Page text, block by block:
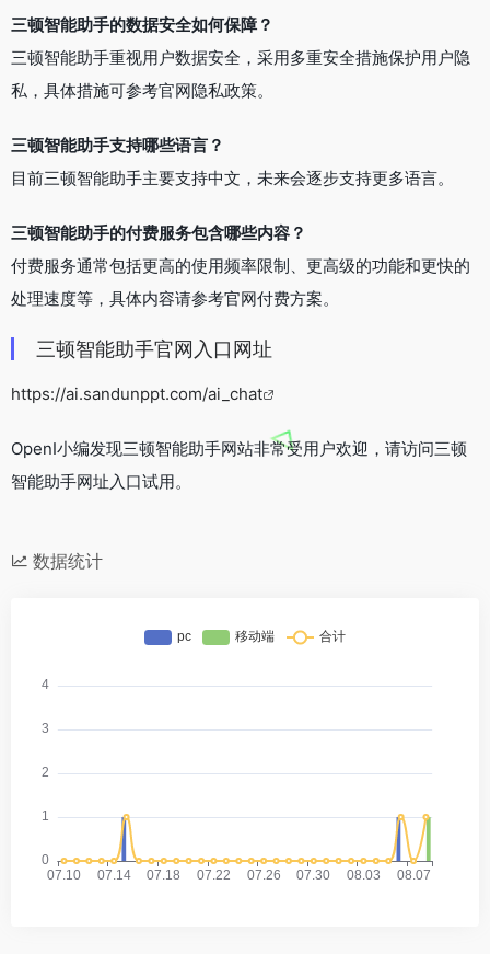
三顿智能助手的数据安全如何保障？
三顿智能助手重视用户数据安全，采用多重安全措施保护用户隐
私，具体措施可参考官网隐私政策。
三顿智能助手支持哪些语言？
目前三顿智能助手主要支持中文，未来会逐步支持更多语言。
三顿智能助手的付费服务包含哪些内容？
付费服务通常包括更高的使用频率限制、更高级的功能和更快的
处理速度等，具体内容请参考官网付费方案。
三顿智能助手官网入口网址
https://ai.sandunppt.com/ai_chat
OpenI小编发现三顿智能助手网站非常受用户欢迎，请访问三顿
智能助手网址入口试用。
数据统计